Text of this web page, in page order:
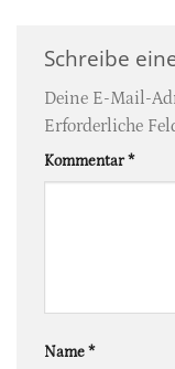
Schreibe
Deine E-Mail-
Erforderliche
Kommentar*
Name*